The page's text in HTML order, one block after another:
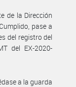
de la Dirección
pase a
del registro del
del EX-2020-
a la guarda